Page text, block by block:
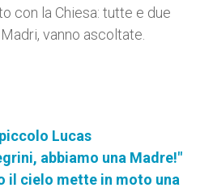
con la Chiesa: tutte e due
vanno ascoltate.
Lucas
abbiamo una Madre!"
il cielo mette in moto una